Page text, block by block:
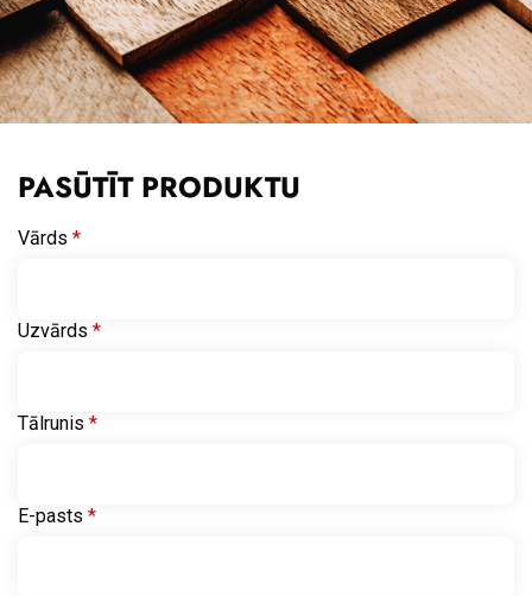
PASŪTĪT PRODUKTU
Vārds *
Uzvārds *
Tālrunis *
E-pasts *